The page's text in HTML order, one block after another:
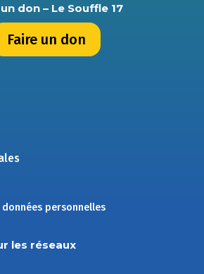
don – Le Souffle 17
Faire un don
personnelles
les réseaux